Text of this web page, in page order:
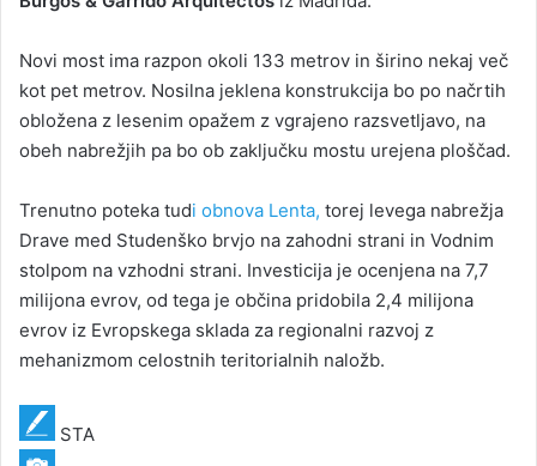
Novi most ima razpon okoli 133 metrov in širino nekaj več
kot pet metrov. Nosilna jeklena konstrukcija bo po načrtih
obložena z lesenim opažem z vgrajeno razsvetljavo, na
obeh nabrežjih pa bo ob zaključku mostu urejena ploščad.
Trenutno poteka tudi obnova Lenta, torej levega nabrežja
Drave med Studenško brvjo na zahodni strani in Vodnim
stolpom na vzhodni strani. Investicija je ocenjena na 7,7
milijona evrov, od tega je občina pridobila 2,4 milijona
evrov iz Evropskega sklada za regionalni razvoj z
mehanizmom celostnih teritorialnih naložb.
STA